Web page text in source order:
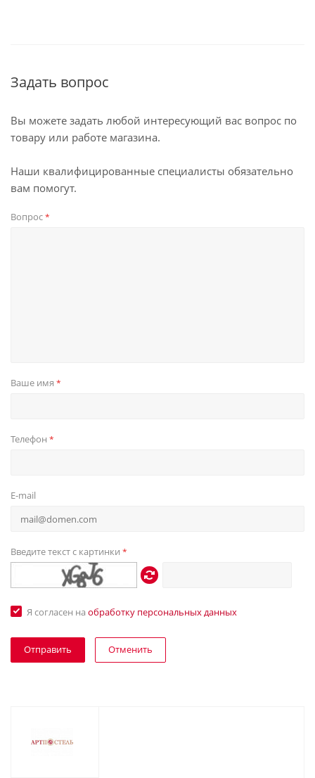
Задать вопрос
Вы можете задать любой интересующий вас вопрос по
товару или работе магазина.
Наши квалифицированные специалисты обязательно
вам помогут.
Вопрос*
Ваше имя *
Телефон *
E-mail
Введите текст с картинки *
Я согласен на обработку персональных данных
Отменить